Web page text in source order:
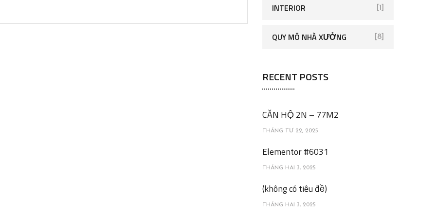
INTERIOR [1]
QUY MÔ NHÀ XƯỞNG [8]
RECENT POSTS
CĂN HỘ 2N – 77M2
THÁNG TƯ 22, 2025
Elementor #6031
THÁNG HAI 3, 2025
(không có tiêu đề)
THÁNG HAI 3, 2025